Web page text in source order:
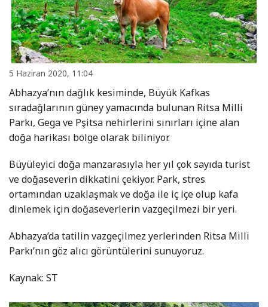
5 Haziran 2020, 11:04
Abhazya’nın dağlık kesiminde, Büyük Kafkas
sıradağlarının güney yamacında bulunan Ritsa Milli
Parkı, Gega ve Pşitsa nehirlerini sınırları içine alan
doğa harikası bölge olarak biliniyor.
Büyüleyici doğa manzarasıyla her yıl çok sayıda turist
ve doğaseverin dikkatini çekiyor. Park, stres
ortamından uzaklaşmak ve doğa ile iç içe olup kafa
dinlemek için doğaseverlerin vazgeçilmezi bir yeri.
Abhazya’da tatilin vazgeçilmez yerlerinden Ritsa Milli
Parkı’nın göz alıcı görüntülerini sunuyoruz.
Kaynak: ST